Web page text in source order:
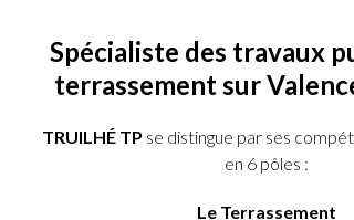
Spécialiste des travaux
terrassement sur
TRUILHÉ TP se distingue par ses
en 6 pôles :
Le Terrassement